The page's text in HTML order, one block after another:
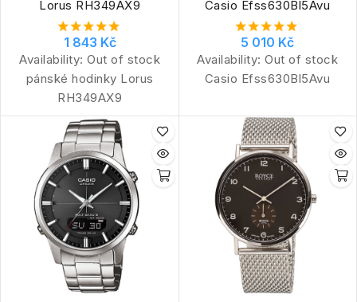
Lorus RH349AX9
1 843 Kč
Availability: Out of stock
pánské hodinky Lorus
RH349AX9
Casio Efss630Bl5Avu
5 010 Kč
Availability: Out of stock
Casio Efss630Bl5Avu